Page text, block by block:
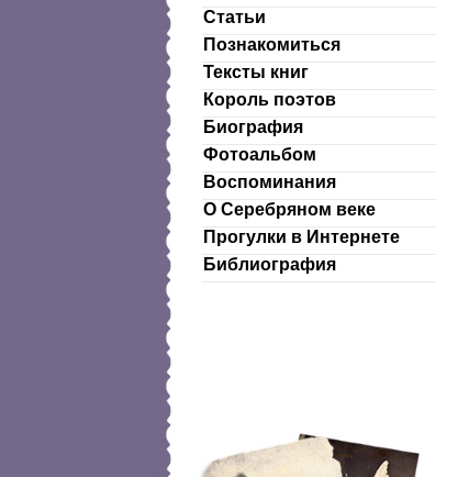
Статьи
Познакомиться
Тексты книг
Король поэтов
Биография
Фотоальбом
Воспоминания
О Серебряном веке
Прогулки в Интернете
Библиография